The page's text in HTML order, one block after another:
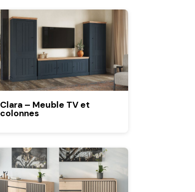
Clara – Meuble TV et
colonnes